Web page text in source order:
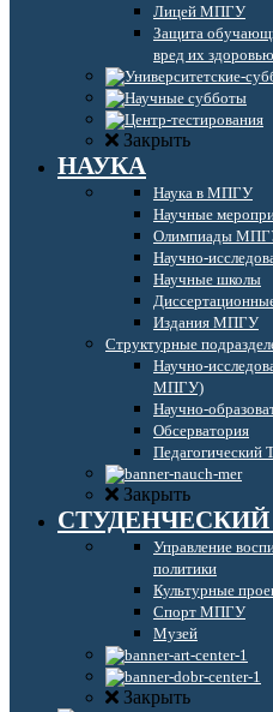
Лицей МПГУ
Защита
вред их
Закрыть
НАУКА
Наука в МПГУ
Научные
Олимпиады
Научно-
Научные школы
Издания МПГУ
Структурные
Научно-
МПГУ)
Научно-
Обсерватория
Закрыть
Управление
политики
Культурные
Спорт МПГУ
Музей
Закрыть